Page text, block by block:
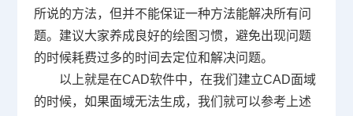
所说的方法，但并不能保证一种方法能解决所有问
题。建议大家养成良好的绘图习惯，避免出现问题
的时候耗费过多的时间去定位和解决问题。
以上就是在CAD软件中，在我们建立CAD面域
的时候，如果面域无法生成，我们就可以参考上述